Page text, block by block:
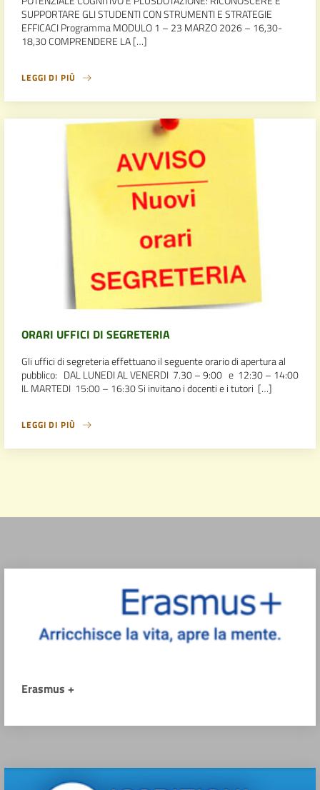
SUPPORTARE GLI STUDENTI CON STRUMENTI E STRATEGIE
EFFICACI Programma MODULO 1 – 23 MARZO 2026 – 16,30-
18,30 COMPRENDERE LA […]
LEGGI DI PIÙ
ORARI UFFICI DI SEGRETERIA
Gli uffici di segreteria effettuano il seguente orario di apertura al
pubblico: DAL LUNEDI AL VENERDI 7.30 – 9:00 e 12:30 – 14:00
IL MARTEDI 15:00 – 16:30 Si invitano i docenti e i tutori […]
LEGGI DI PIÙ
Erasmus +